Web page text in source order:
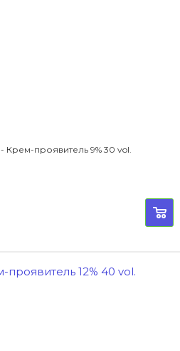
Tigi Copyright Colour Activator - Крем-проявитель 9% 30 vol.